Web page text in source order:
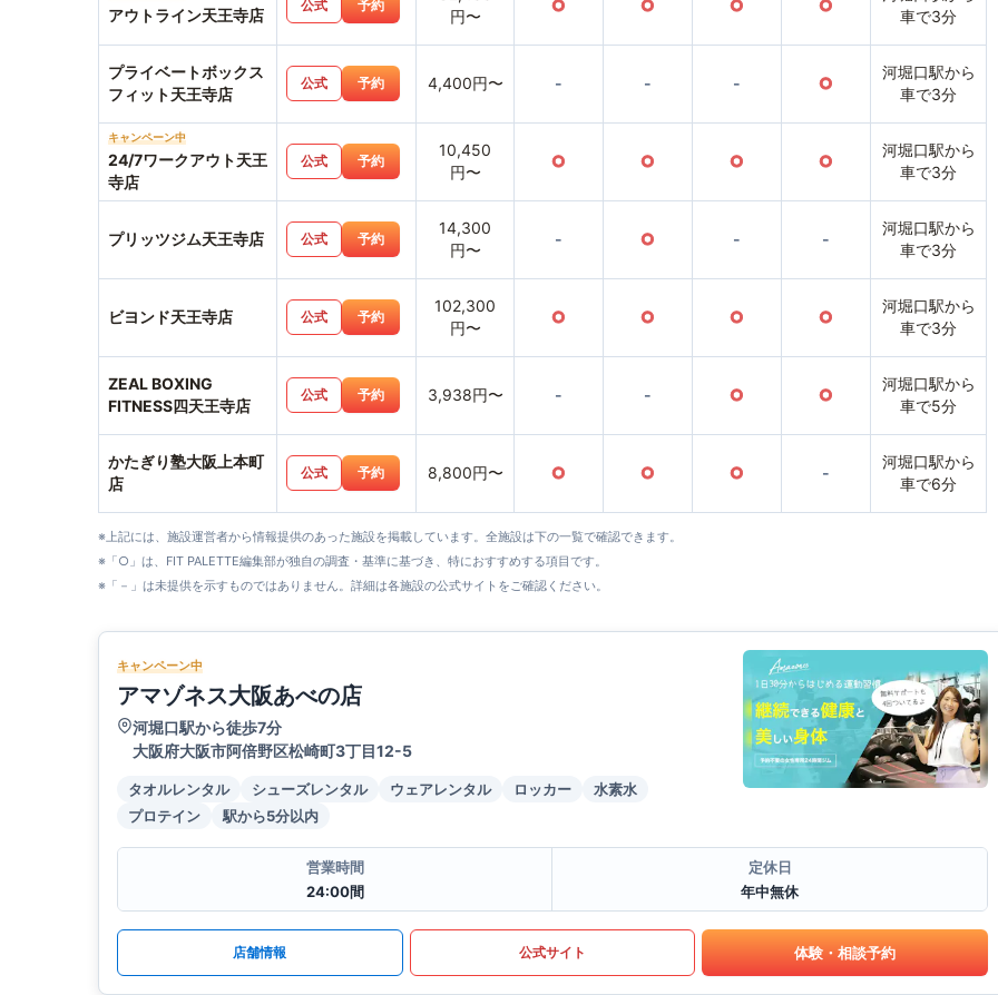
アウトライン天王寺店
公式 予約
円〜
○ ○ ○ ○
車で3分
プライベートボックス
フィット天王寺店
公式 予約 4,400円〜 - - - ○
河堀口駅から
車で3分
キャンペーン中
24/7ワークアウト天王
寺店
公式 予約
10,450
円〜
○ ○ ○ ○
河堀口駅から
車で3分
プリッツジム天王寺店 公式 予約
14,300
円〜
- ○ - -
河堀口駅から
車で3分
ビヨンド天王寺店 公式 予約
102,300
円〜
○ ○ ○ ○
河堀口駅から
車で3分
ZEAL BOXING
FITNESS四天王寺店
公式 予約 3,938円〜 - - ○ ○
河堀口駅から
車で5分
かたぎり塾大阪上本町
店
公式 予約 8,800円〜 ○ ○ ○ -
河堀口駅から
車で6分
※上記には、施設運営者から情報提供のあった施設を掲載しています。全施設は下の一覧で確認できます。
※「○」は、FIT PALETTE編集部が独自の調査・基準に基づき、特におすすめする項目です。
※「－」は未提供を示すものではありません。詳細は各施設の公式サイトをご確認ください。
キャンペーン中
アマゾネス大阪あべの店
河堀口駅から徒歩7分
大阪府大阪市阿倍野区松崎町3丁目12-5
タオルレンタル シューズレンタル ウェアレンタル ロッカー
水素水
プロテイン
駅から5分以内
営業時間
24:00間
定休日
年中無休
店舗情報 公式サイト 体験・相談予約